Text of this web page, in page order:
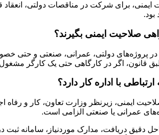
برای شرکت در مناقصات دولتی، انعقاد
بود.
صلاحیت ایمنی بگیرند؟
در پروژه‌های دولتی، عمرانی، صنعتی و حتی
قانون، اگر در کارگاهی حتی یک کارگر مشغول
با اداره کار دارد؟
ایمنی، زیرنظر وزارت تعاون، کار و
عمرانی یا صنعتی الزامی است.
دقیق دریافت، مدارک موردنیاز، سامانه